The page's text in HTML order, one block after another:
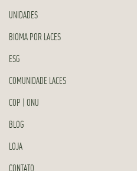
UNIDADES
BIOMA POR LACES
ESG
COMUNIDADE LACES
COP | ONU
BLOG
LOJA
CONTATO